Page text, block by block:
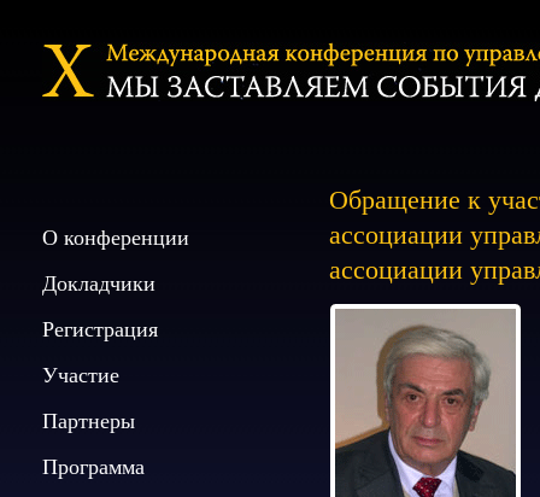
О конференции
Докладчики
Регистрация
Участие
Партнеры
Программа
Обращение к
ассоциации
ассоциации